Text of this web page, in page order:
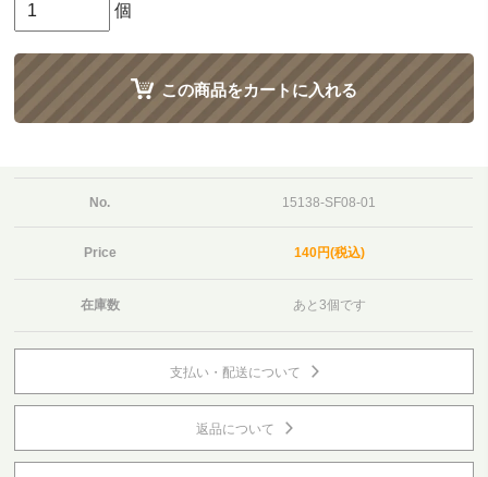
個
この商品をカートに入れる
No. 15138-SF08-01
Price 140円(税込)
在庫数 あと3個です
支払い・配送について
返品について